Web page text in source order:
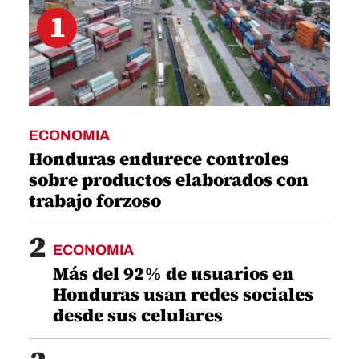
1
ECONOMIA
Honduras endurece controles
sobre productos elaborados con
trabajo forzoso
2 ECONOMIA
Más del 92% de usuarios en
Honduras usan redes sociales
desde sus celulares